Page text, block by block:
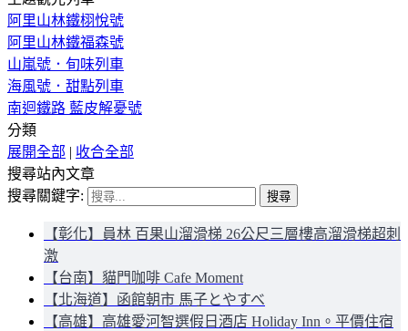
阿里山林鐵栩悅號
阿里山林鐵福森號
山嵐號．旬味列車
海風號．甜點列車
南迴鐵路 藍皮解憂號
分類
展開全部 | 收合全部
搜尋站內文章
搜尋關鍵字:
【彰化】員林 百果山溜滑梯 26公尺三層樓高溜滑梯超刺
激
【台南】貓門咖啡 Cafe Moment
【北海道】函館朝市 馬子とやすべ
【高雄】高雄愛河智選假日酒店 Holiday Inn。平價住宿